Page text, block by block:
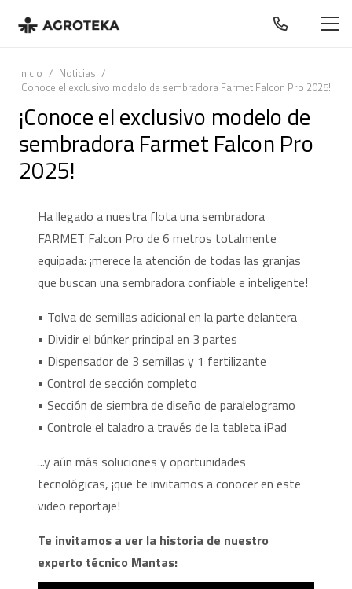
Inicio / Noticias /
¡Conoce el exclusivo modelo de sembradora Farmet Falcon Pro 2025!
¡Conoce el exclusivo modelo de
sembradora Farmet Falcon Pro
2025!
Ha llegado a nuestra flota una sembradora
FARMET Falcon Pro de 6 metros totalmente
equipada: ¡merece la atención de todas las granjas
que buscan una sembradora confiable e inteligente!
• Tolva de semillas adicional en la parte delantera
• Dividir el búnker principal en 3 partes
• Dispensador de 3 semillas y 1 fertilizante
• Control de sección completo
• Sección de siembra de diseño de paralelogramo
• Controle el taladro a través de la tableta iPad
...y aún más soluciones y oportunidades
tecnológicas, ¡que te invitamos a conocer en este
video reportaje!
Te invitamos a ver la historia de nuestro
experto técnico Mantas: